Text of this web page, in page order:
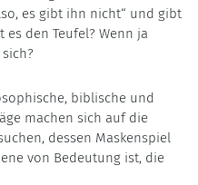
es gibt ihn nicht“ und gibt
es den Teufel? Wenn ja
biblische und
machen sich auf die
dessen Maskenspiel
von Bedeutung ist, die